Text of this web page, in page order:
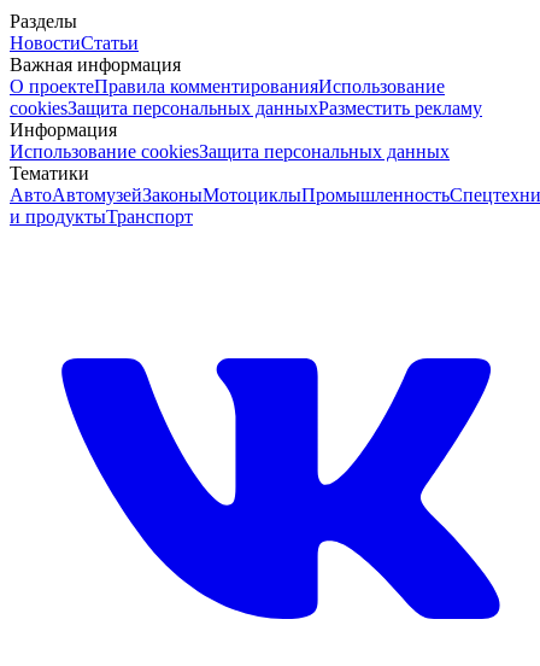
Разделы
НовостиСтатьи
Важная информация
О проектеПравила комментированияИспользование
cookiesЗащита персональных данныхРазместить рекламу
Информация
Использование cookiesЗащита персональных данных
Тематики
АвтоАвтомузейЗаконыМотоциклыПромышленность
и продуктыТранспорт